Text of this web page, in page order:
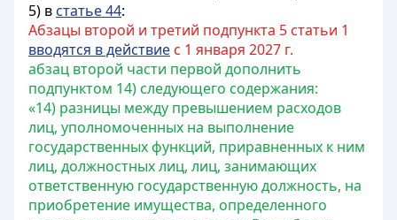
5) в статье 44:
Абзацы второй и третий подпункта 5 статьи 1
вводятся в действие с 1 января 2027 г.
абзац второй части первой дополнить
подпунктом 14) следующего содержания:
«14) разницы между превышением расходов
лиц, уполномоченных на выполнение
государственных функций, приравненных к ним
лиц, должностных лиц, лиц, занимающих
ответственную государственную должность, на
приобретение имущества, определенного